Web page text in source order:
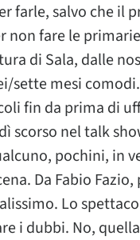
farle, salvo che il
non fare le
di Sala, dalle
sette mesi
fin da prima di
scorso nel talk
pochini, in
Da Fabio
Lo
i dubbi. No,